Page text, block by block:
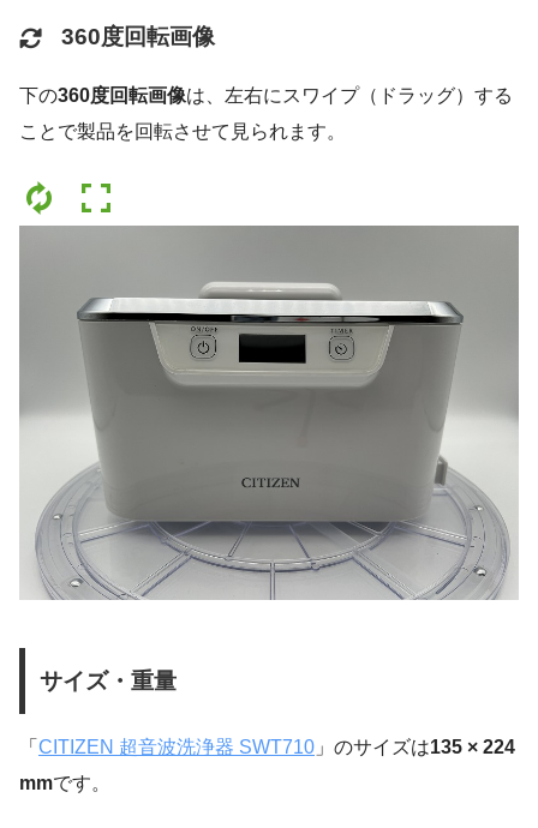
360度回転画像
下の360度回転画像は、左右にスワイプ（ドラッグ）する
ことで製品を回転させて見られます。
サイズ・重量
「 CITIZEN 超音波洗浄器 SWT710 」のサイズは135 × 224
mmです。